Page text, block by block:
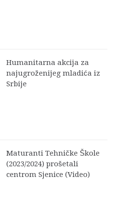
Humanitarna akcija za
najugroženijeg mladića iz
Srbije
Maturanti Tehničke Škole
(2023/2024) prošetali
centrom Sjenice (Video)